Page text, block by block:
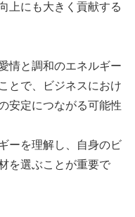
上にも大きく貢献する
情と調和のエネルギー
とで、ビジネスにおけ
安定につながる可能性
ーを理解し、自身のビ
を選ぶことが重要で